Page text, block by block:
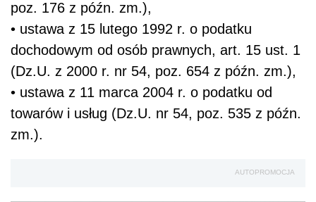
poz. 176 z późn. zm.),
• ustawa z 15 lutego 1992 r. o podatku
dochodowym od osób prawnych, art. 15 ust. 1
(Dz.U. z 2000 r. nr 54, poz. 654 z późn. zm.),
• ustawa z 11 marca 2004 r. o podatku od
towarów i usług (Dz.U. nr 54, poz. 535 z późn.
zm.).
AUTOPROMOCJA